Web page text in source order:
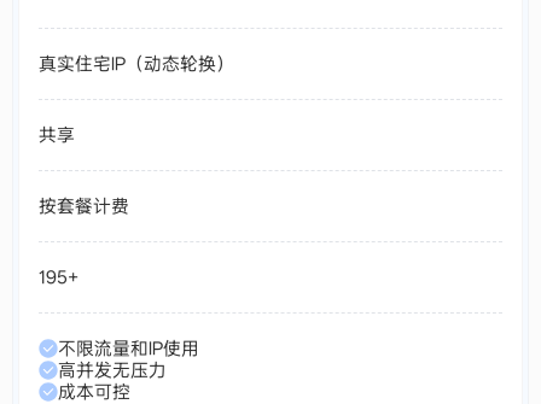
真实住宅IP（动态轮换）
共享
按套餐计费
195+
不限流量和IP使用
高并发无压力
成本可控